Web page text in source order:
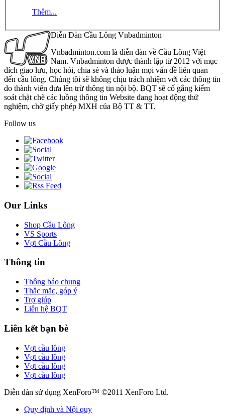
Thêm...
Diễn Đàn Cầu Lông Vnbadminton
Vnbadminton.com là diễn đàn về Cầu Lông Việt
Nam. Vnbadminton được thành lập từ 2012 với mục
đích giao lưu, học hỏi, chia sẻ và thảo luận mọi vấn đề liên quan
đến cầu lông. Chúng tôi sẽ không chịu trách nhiệm với các thông tin
do thành viên đưa lên trừ thông tin nội bộ. BQT sẽ cố gắng kiểm
soát chặt chẽ các luồng thông tin Website đang hoạt động thử
nghiệm, chờ giấy phép MXH của Bộ TT & TT.
Follow us
Our Links
Shop Cầu Lông
VS Sports
Vợt Cầu Lông
Thông tin
Thông báo chung
Thắc mắc, góp ý
Trợ giúp
Liên hệ BQT
Liên kết bạn bè
Vợt cầu lông
Vợt cầu lông
Vợt cầu lông
Vợt cầu lông
Diễn đàn sử dụng XenForo™ ©2011 XenForo Ltd.
Quy định và Nội quy